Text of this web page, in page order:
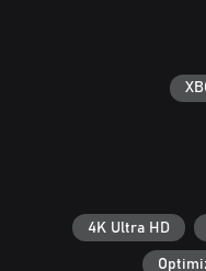
إلى عدة أجزاء هيكلية.
4K Ultra HD